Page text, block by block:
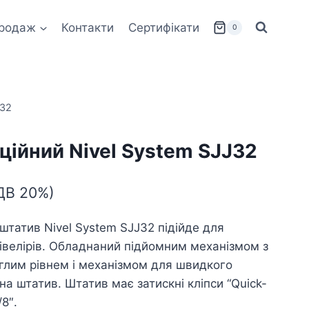
Контакти Сертифікати 0
Nivel System SJJ32
20%)
Nivel System SJJ32 підійде для
Обладнаний підйомним механізмом з
рівнем і механізмом для швидкого
штатив. Штатив має затискні кліпси “Quick-